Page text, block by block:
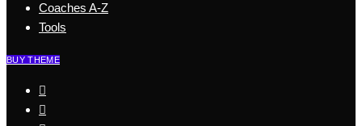
Coaches A-Z
Tools
BUY THEME